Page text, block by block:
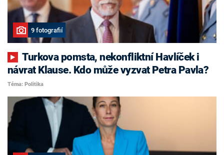
9 fotografií
Turkova pomsta, nekonfliktní Havlíček i
návrat Klause. Kdo může vyzvat Petra Pavla?
Téma: Politika